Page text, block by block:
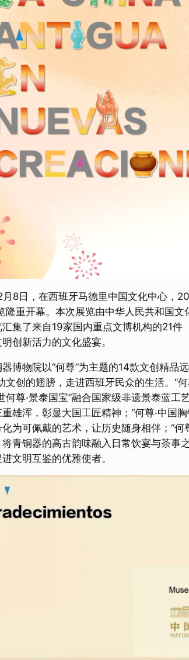
8日，在西班牙马德里中国文化中心，
隆重开幕。本次展览由中华人民共和国
集了来自19家国内重点文博机构的21
创新活力的文化盛宴。
博物院以“何尊”为主题的14款文创精
文创的翅膀，走进西班牙民众的生活。“
何尊·景泰国宝”融合国家级非遗景泰蓝
雄浑，彰显大国工匠精神；“何尊·中国
为可佩戴的艺术，让历史随身相伴；“
青铜器的高古韵味融入日常饮宴与茶事
文明互鉴的优雅使者。